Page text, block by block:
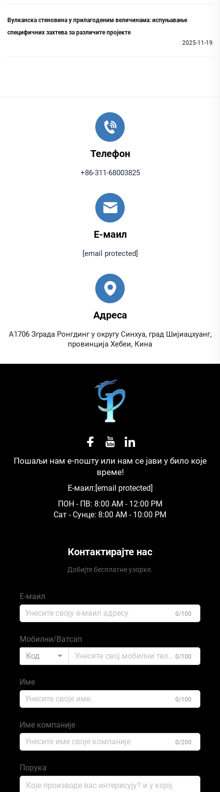
Вулканска стеновина у прилагоденим величинама: испуњавање
специфичних захтева за различите пројекте
2025-11-19
Телефон
+86-311-68003825
Е-маил
[email protected]
Адреса
А1706 Зграда Ронгдинг у округу Синхуа, град Шијиацхуанг,
провинција Хебеи, Кина
Пошаљи нам е-пошту или нам се јави у било које
време!
Е-маил:[email protected]
ПОН - ПВ: 8:00 AM - 12:00 PM
Сат - Сунце: 8:00 AM - 10:00 PM
Контактирајте нас
Добијте бесплатне узорке.
Е-маил
0/100
Мобилни/Ватсап
Код
0/100
Име
0/100
Име компаније
0/200
Порука